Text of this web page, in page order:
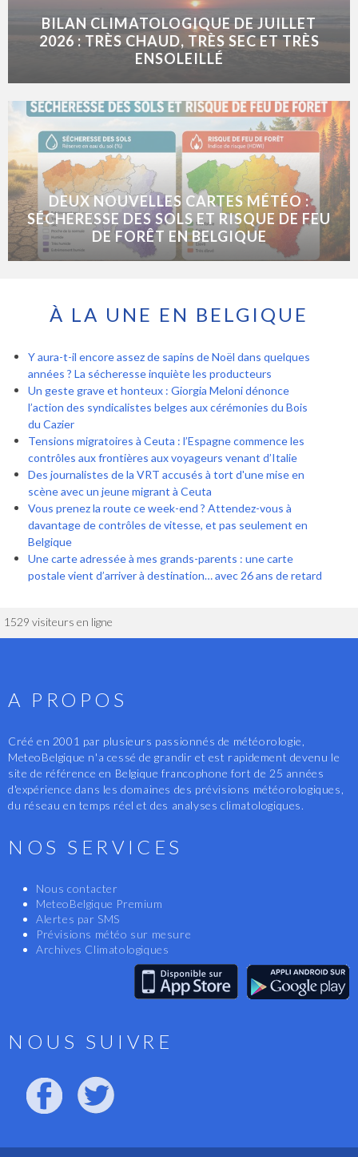
BILAN CLIMATOLOGIQUE DE JUILLET
2026 : TRÈS CHAUD, TRÈS SEC ET TRÈS
ENSOLEILLÉ
DEUX NOUVELLES CARTES MÉTÉO :
SÉCHERESSE DES SOLS ET RISQUE DE FEU
DE FORÊT EN BELGIQUE
À LA UNE EN BELGIQUE
Y aura-t-il encore assez de sapins de Noël dans quelques
années ? La sécheresse inquiète les producteurs
Un geste grave et honteux : Giorgia Meloni dénonce
l’action des syndicalistes belges aux cérémonies du Bois
du Cazier
Tensions migratoires à Ceuta : l’Espagne commence les
contrôles aux frontières aux voyageurs venant d’Italie
Des journalistes de la VRT accusés à tort d'une mise en
scène avec un jeune migrant à Ceuta
Vous prenez la route ce week-end ? Attendez-vous à
davantage de contrôles de vitesse, et pas seulement en
Belgique
Une carte adressée à mes grands-parents : une carte
postale vient d’arriver à destination… avec 26 ans de retard
1529 visiteurs en ligne
A PROPOS
Créé en 2001 par plusieurs passionnés de météorologie,
MeteoBelgique n'a cessé de grandir et est rapidement devenu le
site de référence en Belgique francophone fort de 25 années
d'expérience dans les domaines des prévisions météorologiques,
du réseau en temps réel et des analyses climatologiques.
NOS SERVICES
Nous contacter
MeteoBelgique Premium
Alertes par SMS
Prévisions météo sur mesure
Archives Climatologiques
NOUS SUIVRE